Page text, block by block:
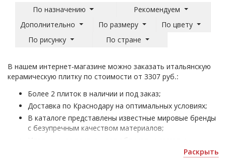
По назначению
Рекомендуем
Дополнительно
По размеру
По цвету
По рисунку
По стране
В нашем интернет-магазине можно заказать итальянскую
керамическую плитку по стоимости от 3307 руб.:
Более 2 плиток в наличии и под заказ;
Доставка по Краснодару на оптимальных условиях;
В каталоге представлены известные мировые бренды
с безупречным качеством материалов;
Раскрыть